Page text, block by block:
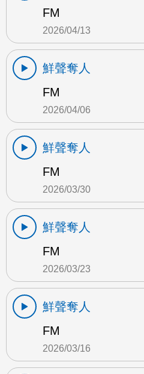
FM
2026/04/13
鮮聲奪人
FM
2026/04/06
鮮聲奪人
FM
2026/03/30
鮮聲奪人
FM
2026/03/23
鮮聲奪人
FM
2026/03/16